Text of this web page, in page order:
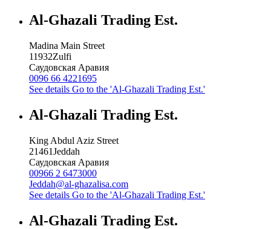
Al-Ghazali Trading Est.
Madina Main Street
11932Zulfi
Саудовская Аравия
0096 66 4221695
See details Go to the 'Al-Ghazali Trading Est.'
Al-Ghazali Trading Est.
King Abdul Aziz Street
21461Jeddah
Саудовская Аравия
00966 2 6473000
Jeddah@al-ghazalisa.com
See details Go to the 'Al-Ghazali Trading Est.'
Al-Ghazali Trading Est.